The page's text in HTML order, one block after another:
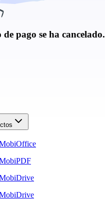
de pago se ha cancelado.